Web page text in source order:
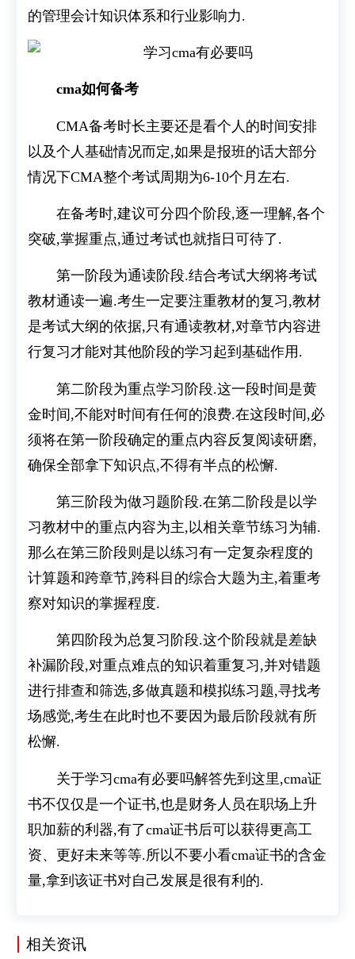
的管理会计知识体系和行业影响力.
cma如何备考
CMA备考时长主要还是看个人的时间安排
以及个人基础情况而定,如果是报班的话大部分
情况下CMA整个考试周期为6-10个月左右.
在备考时,建议可分四个阶段,逐一理解,各个
突破,掌握重点,通过考试也就指日可待了.
第一阶段为通读阶段.结合考试大纲将考试
教材通读一遍.考生一定要注重教材的复习,教材
是考试大纲的依据,只有通读教材,对章节内容进
行复习才能对其他阶段的学习起到基础作用.
第二阶段为重点学习阶段.这一段时间是黄
金时间,不能对时间有任何的浪费.在这段时间,必
须将在第一阶段确定的重点内容反复阅读研磨,
确保全部拿下知识点,不得有半点的松懈.
第三阶段为做习题阶段.在第二阶段是以学
习教材中的重点内容为主,以相关章节练习为辅.
那么在第三阶段则是以练习有一定复杂程度的
计算题和跨章节,跨科目的综合大题为主,着重考
察对知识的掌握程度.
第四阶段为总复习阶段.这个阶段就是差缺
补漏阶段,对重点难点的知识着重复习,并对错题
进行排查和筛选,多做真题和模拟练习题,寻找考
场感觉,考生在此时也不要因为最后阶段就有所
松懈.
关于学习cma有必要吗解答先到这里,cma证
书不仅仅是一个证书,也是财务人员在职场上升
职加薪的利器,有了cma证书后可以获得更高工
资、更好未来等等.所以不要小看cma证书的含金
量,拿到该证书对自己发展是很有利的.
相关资讯